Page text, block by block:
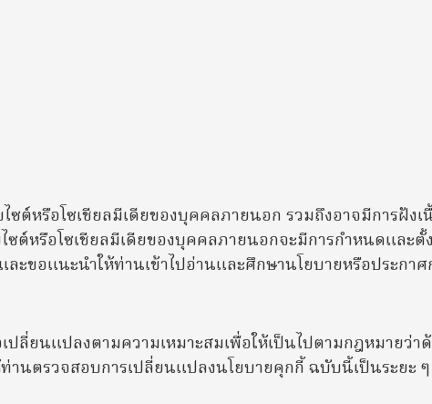
ไซต์หรือโซเชียลมีเดียของบุคคลภายนอก รวมถึงอาจมีการฝัง
ต์หรือโซเชียลมีเดียของบุคคลภายนอกจะมีการกำหนดและตั้
ขอแนะนำให้ท่านเข้าไปอ่านและศึกษานโยบายหรือประกา
ปลี่ยนแปลงตามความเหมาะสมเพื่อให้เป็นไปตามกฎหมายว่
านตรวจสอบการเปลี่ยนแปลงนโยบายคุกกี้ ฉบับนี้เป็นระยะ ๆ